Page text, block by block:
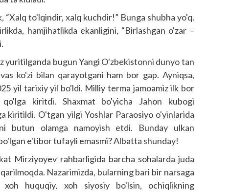
to'lqindir, xalq kuchdir!” Bunga shubha yo'q.
hamjihatlikda ekanligini, “Birlashgan o'zar –
yuritilganda bugun Yangi O'zbekistonni dunyo tan
ko'zi bilan qarayotgani ham bor gap. Ayniqsa,
yil tarixiy yil bo'ldi. Milliy terma jamoamiz ilk bor
qo'lga kiritdi. Shaxmat bo'yicha Jahon kubogi
kiritildi. O'tgan yilgi Yoshlar Paraosiyo o'yinlarida
butun olamga namoyish etdi. Bunday ulkan
e'tibor tufayli emasmi? Albatta shunday!
Mirziyoyev rahbarligida barcha sohalarda juda
Nazarimizda, bularning bari bir narsaga
huquqiy, xoh siyosiy bo'lsin, ochiqlikning